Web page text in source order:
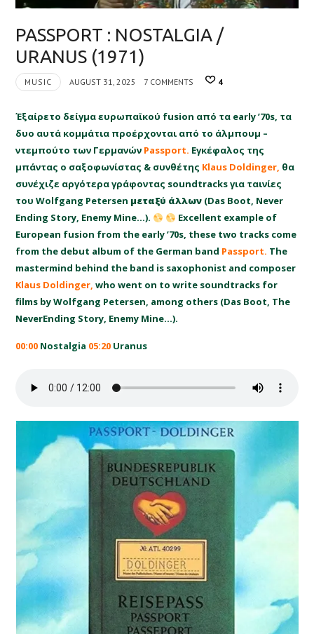
PASSPORT : NOSTALGIA /
URANUS (1971)
MUSIC AUGUST 31, 2025 7 COMMENTS 4
Έξαίρετο δείγμα ευρωπαϊκού fusion από τα early ’70s, τα
δυο αυτά κομμάτια προέρχονται από το άλμπουμ –
ντεμπούτο των Γερμανών Passport. Εγκέφαλος της
μπάντας ο σαξοφωνίστας & συνθέτης Klaus Doldinger, θα
συνέχιζε αργότερα γράφοντας soundtracks για ταινίες
τουWolfgang Petersen μεταξύ άλλων (Das Boot, Never
Ending Story, Enemy Mine…).
Excellent example of
European fusion from the early ’70s, these two tracks come
from the debut album of the German band Passport. The
mastermind behind the band is saxophonist and composer
Klaus Doldinger,who went on to write soundtracks for
films byWolfgang Petersen, among others (Das Boot, The
NeverEnding Story, Enemy Mine…).
00:00 Nostalgia 05:20 Uranus